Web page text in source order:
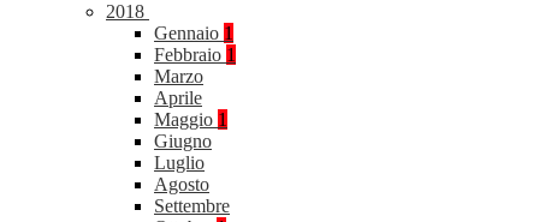
2018
Gennaio 1
Febbraio 1
Marzo
Aprile
Maggio 1
Giugno
Luglio
Agosto
Settembre